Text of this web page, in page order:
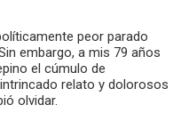
peor parado
embargo, a mis 79 años
el cúmulo de
relato y dolorosos
olvidar.